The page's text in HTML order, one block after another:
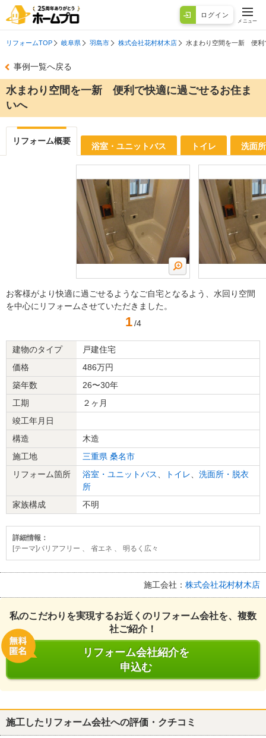
ログイン
メニュー
リフォームTOP 岐阜県 羽島市 株式会社花村材木店 水まわり空間を一新 便利
事例一覧へ戻る
水まわり空間を一新 便利で快適に過ごせるお住ま
いへ
リフォーム概要
浴室・ユニットバス トイレ 洗面
お客様がより快適に過ごせるようなご自宅となるよう、水回り空間
を中心にリフォームさせていただきました。
1 /4
建物のタイプ
戸建住宅
価格
486万円
築年数
26〜30年
工期
２ヶ月
竣工年月日
構造
木造
施工地
三重県 桑名市
リフォーム箇所
浴室・ユニットバス トイレ
洗面所・脱衣
所
家族構成
不明
詳細情報：
[テーマ]バリアフリー 、 省エネ 、 明るく広々
施工会社： 株式会社花村材木店
私のこだわりを実現するお近くのリフォーム会社を、複数
社ご紹介！
リフォーム会社紹介を
申込む
施工したリフォーム会社への評価・クチコミ